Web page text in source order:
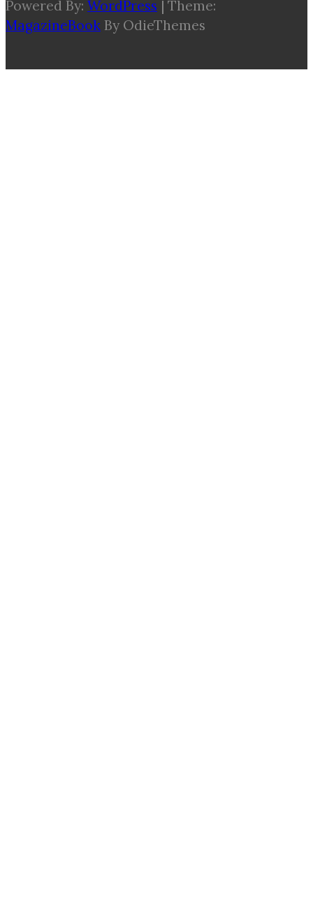
Powered By: WordPress | Theme:
MagazineBook By OdieThemes